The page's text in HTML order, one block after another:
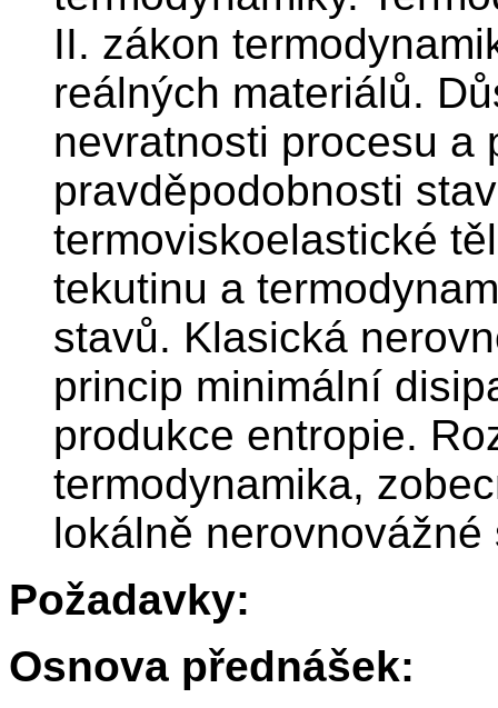
II. zákon
reálných materiálů.
nevratnosti procesu a
pravděpodobnosti
termoviskoelastické
tekutinu a
stavů. Klasická
princip minimální
produkce entropie.
termodynamika,
lokálně nerovnovážné
Požadavky:
Osnova přednášek: